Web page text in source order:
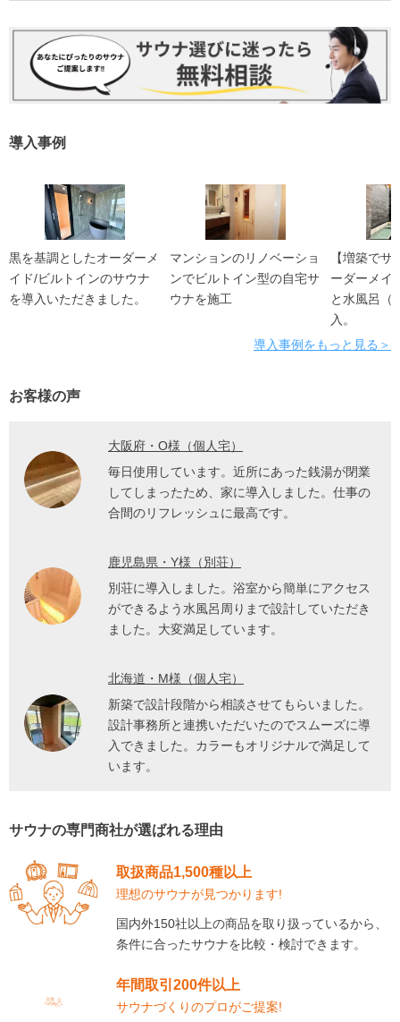
導入事例
黒を基調としたオーダーメ
イド/ビルトインのサウナ
を導入いただきました。
マンションのリノベーショ
ンでビルトイン型の自宅サ
ウナを施工
【増築で
ーダーメイ
と水風呂（
入。
導入事例をもっと見る＞
お客様の声
大阪府・O様（個人宅）
毎日使用しています。近所にあった銭湯が閉業
してしまったため、家に導入しました。仕事の
合間のリフレッシュに最高です。
鹿児島県・Y様（別荘）
別荘に導入しました。浴室から簡単にアクセス
ができるよう水風呂周りまで設計していただき
ました。大変満足しています。
北海道・M様（個人宅）
新築で設計段階から相談させてもらいました。
設計事務所と連携いただいたのでスムーズに導
入できました。カラーもオリジナルで満足して
います。
サウナの専門商社が選ばれる理由
取扱商品1,500種以上
理想のサウナが見つかります!
国内外150社以上の商品を取り扱っているから、
条件に合ったサウナを比較・検討できます。
年間取引200件以上
サウナづくりのプロがご提案!